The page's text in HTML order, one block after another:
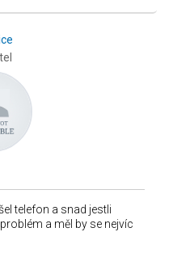
telefon a snad jestli
a měl by se nejvíc